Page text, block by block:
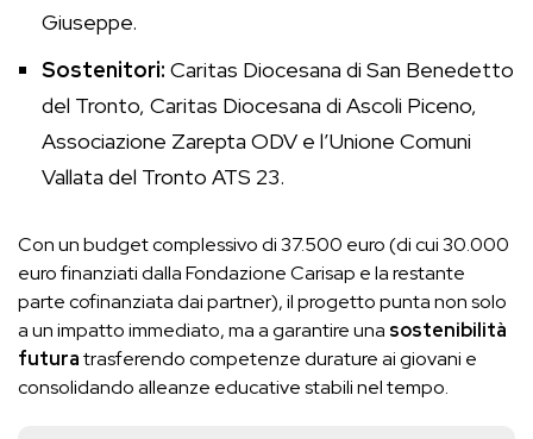
Giuseppe.
Sostenitori: Caritas Diocesana di San Benedetto
del Tronto, Caritas Diocesana di Ascoli Piceno,
Associazione Zarepta ODV e l’Unione Comuni
Vallata del Tronto ATS 23.
Con un budget complessivo di 37.500 euro (di cui 30.000
euro finanziati dalla Fondazione Carisap e la restante
parte cofinanziata dai partner), il progetto punta non solo
a un impatto immediato, ma a garantire una sostenibilità
futuratrasferendo competenze durature ai giovani e
consolidando alleanze educative stabili nel tempo.